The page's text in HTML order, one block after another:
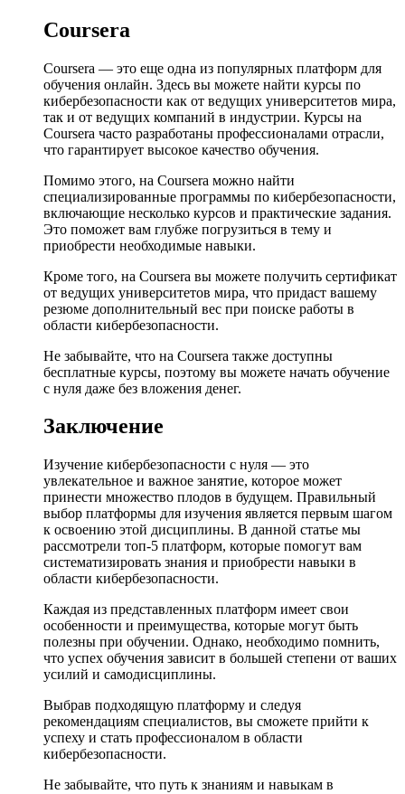
Coursera
Coursera — это еще одна из популярных платформ для
обучения онлайн. Здесь вы можете найти курсы по
кибербезопасности как от ведущих университетов мира,
так и от ведущих компаний в индустрии. Курсы на
Coursera часто разработаны профессионалами отрасли,
что гарантирует высокое качество обучения.
Помимо этого, на Coursera можно найти
специализированные программы по кибербезопасности,
включающие несколько курсов и практические задания.
Это поможет вам глубже погрузиться в тему и
приобрести необходимые навыки.
Кроме того, на Coursera вы можете получить сертификат
от ведущих университетов мира, что придаст вашему
резюме дополнительный вес при поиске работы в
области кибербезопасности.
Не забывайте, что на Coursera также доступны
бесплатные курсы, поэтому вы можете начать обучение
с нуля даже без вложения денег.
Заключение
Изучение кибербезопасности с нуля — это
увлекательное и важное занятие, которое может
принести множество плодов в будущем. Правильный
выбор платформы для изучения является первым шагом
к освоению этой дисциплины. В данной статье мы
рассмотрели топ-5 платформ, которые помогут вам
систематизировать знания и приобрести навыки в
области кибербезопасности.
Каждая из представленных платформ имеет свои
особенности и преимущества, которые могут быть
полезны при обучении. Однако, необходимо помнить,
что успех обучения зависит в большей степени от ваших
усилий и самодисциплины.
Выбрав подходящую платформу и следуя
рекомендациям специалистов, вы сможете прийти к
успеху и стать профессионалом в области
кибербезопасности.
Не забывайте, что путь к знаниям и навыкам в